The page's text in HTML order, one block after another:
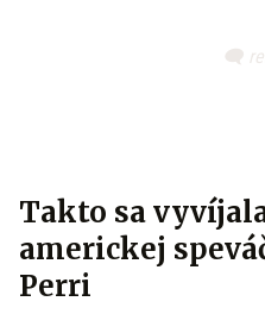
Takto sa
americkej
Perri